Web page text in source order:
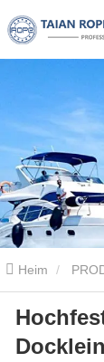
Heim
Dockschnur